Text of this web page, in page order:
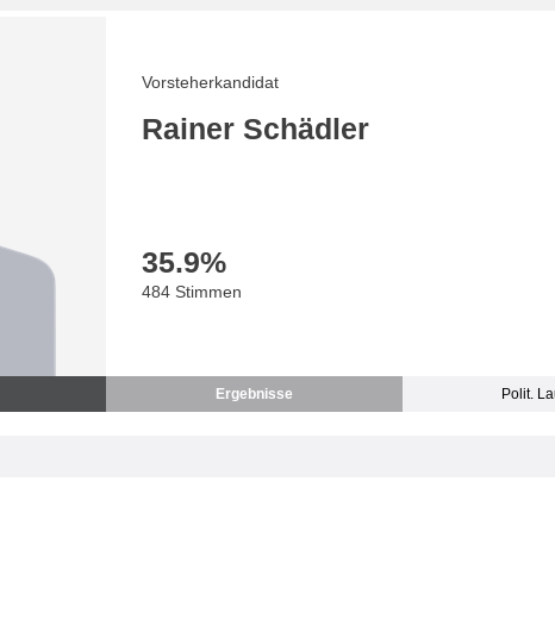
Vorsteherkandidat
Rainer Schädler
35.9%
484 Stimmen
Ergebnisse Polit.